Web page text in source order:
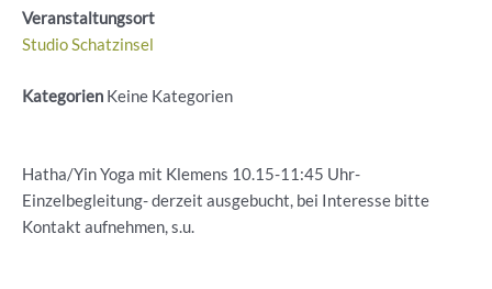
Veranstaltungsort
Studio Schatzinsel
Kategorien Keine Kategorien
Hatha/Yin Yoga mit Klemens 10.15-11:45 Uhr-
Einzelbegleitung- derzeit ausgebucht, bei Interesse bitte
Kontakt aufnehmen, s.u.